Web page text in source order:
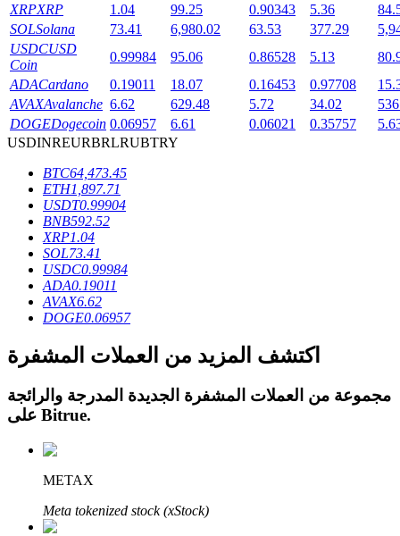
Launchpool
الرهان المرن لكسب العملات الرقمية الشهيرة
القروض
خدمة الاقتراض المدعومة بالعملات المشفرة
XRPXRP 1.04 99.25 0.90343 5.36
SOLSolana 73.41 6,980.02 63.53 377.29
USDCUSD
Coin
0.99984 95.06 0.86528 5.13
ADACardano 0.19011 18.07 0.16453 0.97708
AVAXAvalanche 6.62 629.48 5.72 34.02
DOGEDogecoin 0.06957 6.61 0.06021 0.35757
USDINREURBRLRUBTRY
BTC64,473.45
ETH1,897.71
USDT0.99904
BNB592.52
XRP1.04
SOL73.41
USDC0.99984
ADA0.19011
AVAX6.62
DOGE0.06957
اكتشف المزيد من العملات المشفرة
مجموعة من العملات المشفرة الجديدة المدرجة والرائجة
Bitrue.
METAX
Meta tokenized stock (xStock)